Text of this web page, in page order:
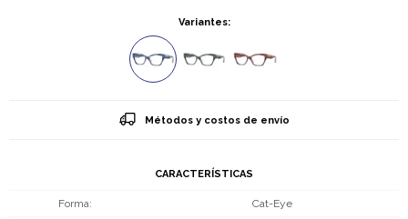
Variantes:
Métodos y costos de envío
CARACTERÍSTICAS
Forma Cat-Eye